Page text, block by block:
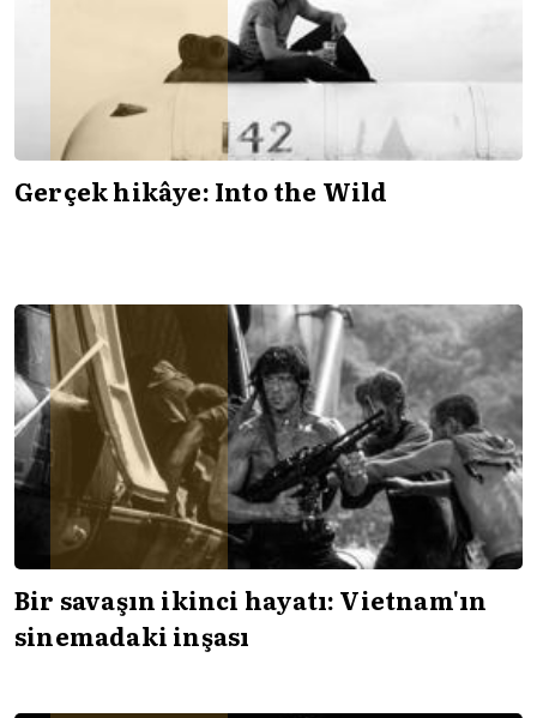
Gerçek hikâye: Into the Wild
Bir savaşın ikinci hayatı: Vietnam'ın
sinemadaki inşası